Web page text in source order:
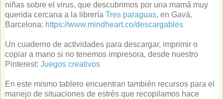
niñas sobre el virus, que descubrimos por una mamá muy
querida cercana a la librería Tres paraguas, en Gavá,
Barcelona: https://www.mindheart.co/descargables
Un cuaderno de actividades para descargar, imprimir o
copiar a mano si no tenemos impresora, desde nuestro
Pinterest: Juegos creativos
En este mismo tablero encuentran también recursos para el
manejo de situaciones de estrés que recopilamos hace